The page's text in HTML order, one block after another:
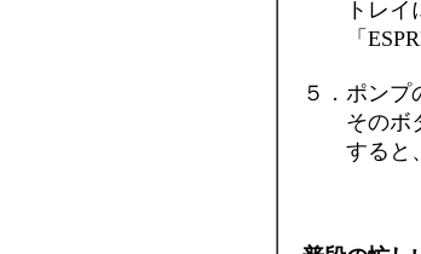
トレイに
「
５．ポンプ
そのボタ
すると、あ